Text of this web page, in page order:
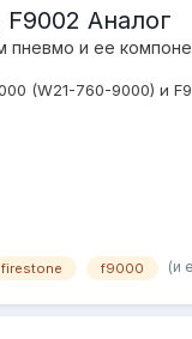
Аналог
пневмо и ее
(W21-760-9000) и
firestone f9000 (и